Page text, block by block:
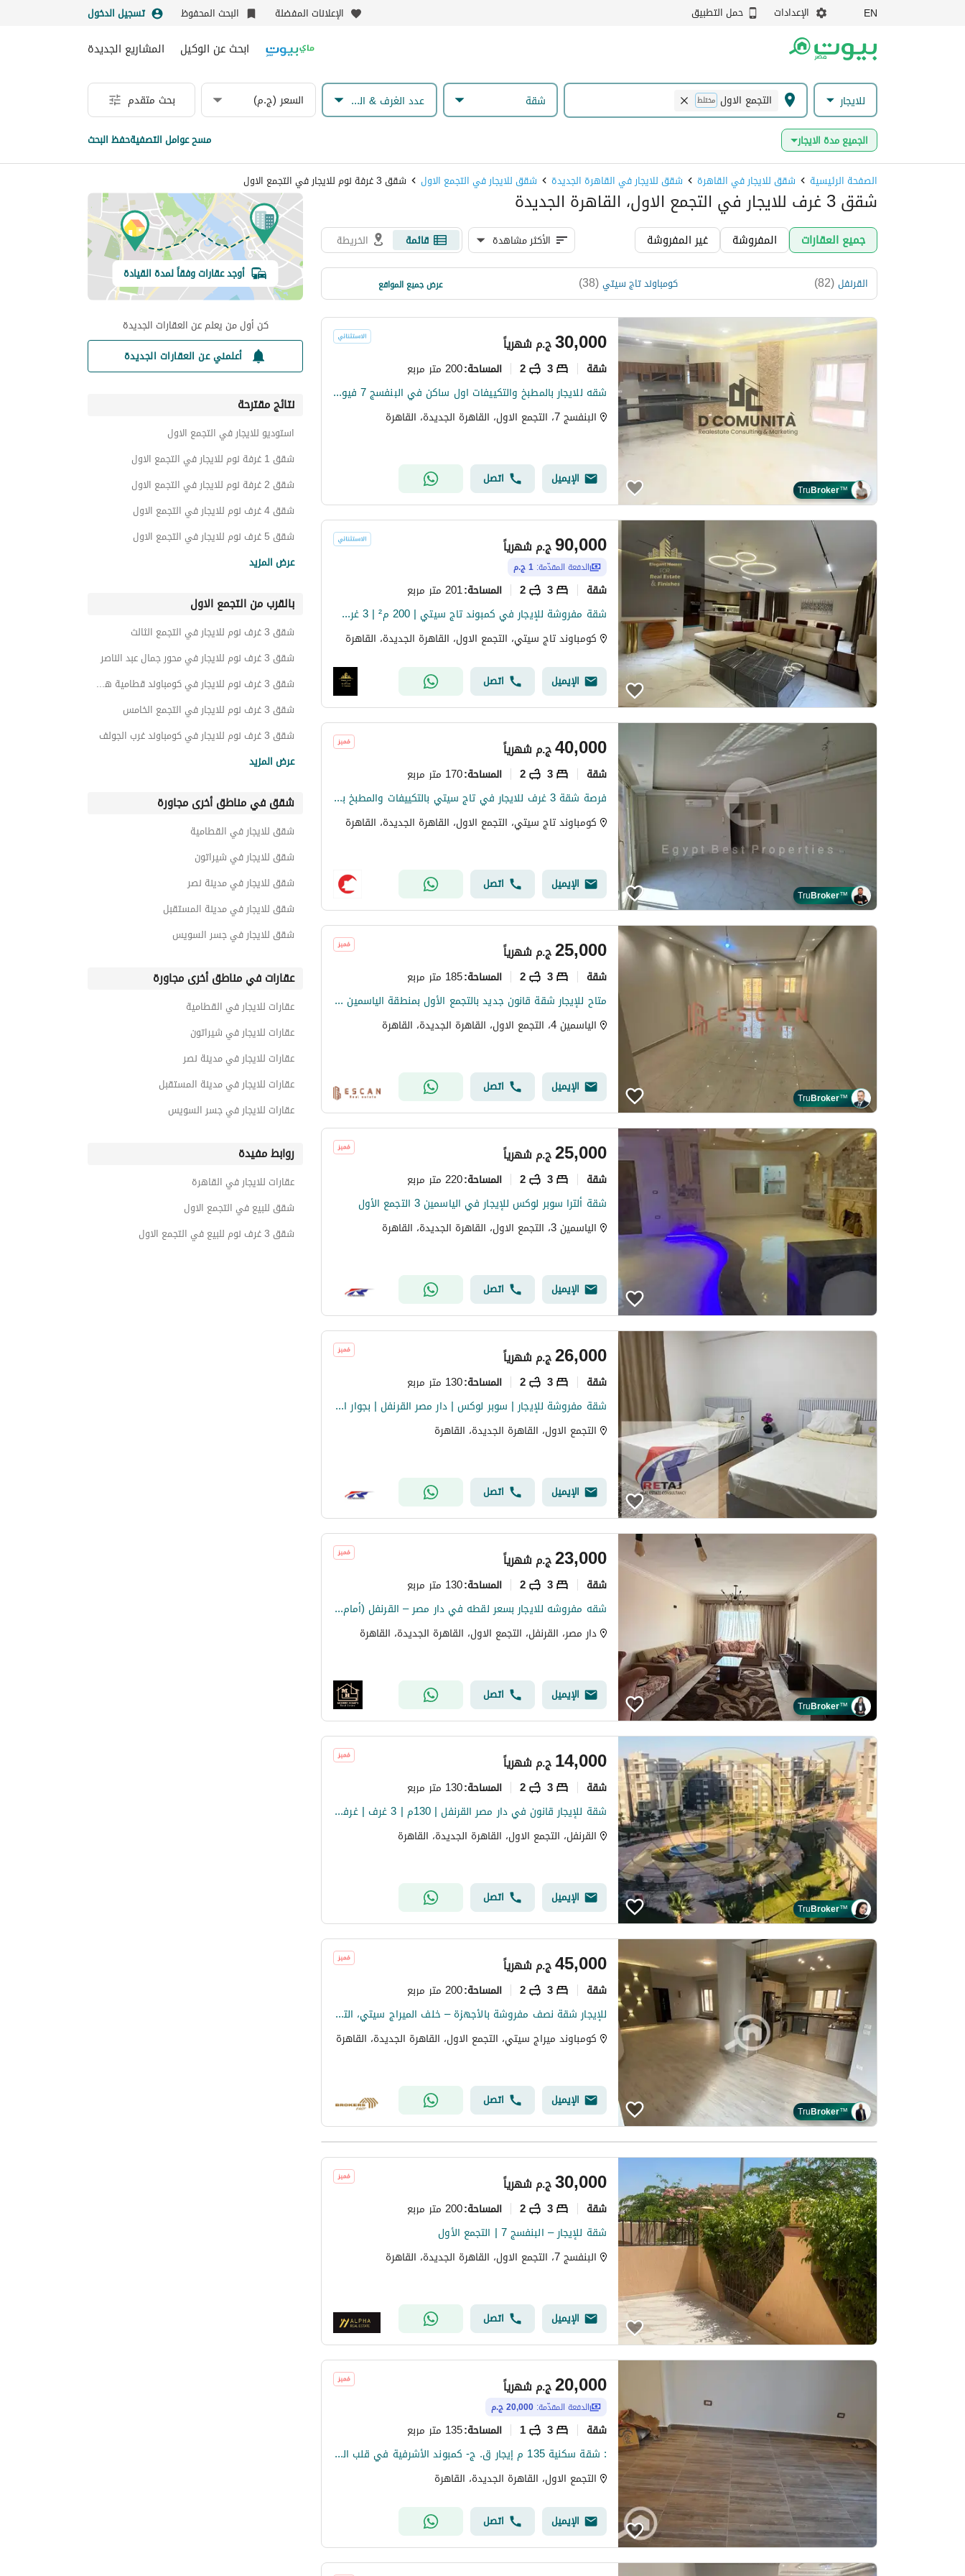
EN الإعدادات حمل التطبيق الإعلانات المفضلة البحث المحفوظ تسجيل الدخول
ابحث عن الوكيل المشاريع الجديدة
للايجار التجمع الاول مختلط شقة عدد الغرف & الحمامات السعر (ج.م) بحث متقدم
الجميع مدة الايجار مسح عوامل التصفيةحفظ البحث
الصفحة الرئيسية شقق للايجار في القاهرة شقق للايجار في القاهرة الجديدة شقق للايجار في التجمع الاول شقق 3 غرفة نوم للايجار في التجمع الاول
شقق 3 غرف للايجار في التجمع الاول، القاهرة الجديدة
جميع العقارات المفروشة غير المفروشة الأكثر مشاهدة قائمة الخريطة
القرنفل(
82
) كومباوند تاج سيتي(
38
) البنفسج 10
(
18
)
الياسمين 3
(
17
)
عرض جميع المواقع
TruBroker™
ج.م30,000 شهرياً
شقة 3
2 المساحة:200 متر مربع
شقه للايجار بالمطبخ والتكييفات اول ساكن في البنفسج 7 فيو جاردن
البنفسج 7، التجمع الاول، القاهرة الجديدة، القاهرة
الإيميل اتصل
ج.م90,000 شهرياً
الدفعة المقدّمة: 1 ج.م
شقة 3
2 المساحة:201 متر مربع
شقة مفروشة للإيجار في كمبوند تاج سيتي | 200 م² | 3 غرف | مكيفة بالكامل
كومباوند تاج سيتي، التجمع الاول، القاهرة الجديدة، القاهرة
الإيميل اتصل
TruBroker™
ج.م40,000 شهرياً
شقة 3
2 المساحة:170 متر مربع
فرصة شقة 3 غرف للايجار في تاج سيتي بالتكييفات والمطبخ بسعر مميز
كومباوند تاج سيتي، التجمع الاول، القاهرة الجديدة، القاهرة
الإيميل اتصل
TruBroker™
ج.م25,000 شهرياً
شقة 3
2 المساحة:185 متر مربع
متاح للإيجار شقة قانون جديد بالتجمع الأول بمنطقة الياسمين 4 شقة بمساحة 185متر
الياسمين 4، التجمع الاول، القاهرة الجديدة، القاهرة
الإيميل اتصل
ج.م25,000 شهرياً
شقة 3
2 المساحة:220 متر مربع
شقة ألترا سوبر لوكس للإيجار في الياسمين 3 التجمع الأول
الياسمين 3، التجمع الاول، القاهرة الجديدة، القاهرة
الإيميل اتصل
ج.م26,000 شهرياً
شقة 3
2 المساحة:130 متر مربع
شقة مفروشة للإيجار | سوبر لوكس | دار مصر القرنفل | بجوار الرحاب
التجمع الاول، القاهرة الجديدة، القاهرة
الإيميل اتصل
TruBroker™
ج.م23,000 شهرياً
شقة 3
2 المساحة:130 متر مربع
شقه مفروشه للايجار بسعر لقطه في دار مصر – القرنفل (أمام الرحاب) وامام السوق الشرقي
دار مصر، القرنفل، التجمع الاول، القاهرة الجديدة، القاهرة
الإيميل اتصل
TruBroker™
ج.م14,000 شهرياً
شقة 3
2 المساحة:130 متر مربع
شقة للإيجار قانون في دار مصر القرنفل | 130م | 3 غرف | غرفة ماستر | فيو لاند سكيب | مطبخ راكب
القرنفل، التجمع الاول، القاهرة الجديدة، القاهرة
الإيميل اتصل
TruBroker™
ج.م45,000 شهرياً
شقة 3
2 المساحة:200 متر مربع
للإيجار شقة نصف مفروشة بالأجهزة – خلف الميراج سيتي، التجمع الخامس
كومباوند ميراج سيتي، التجمع الاول، القاهرة الجديدة، القاهرة
الإيميل اتصل
ج.م30,000 شهرياً
شقة 3
2 المساحة:200 متر مربع
شقة للإيجار – البنفسج 7 | التجمع الأول
البنفسج 7، التجمع الاول، القاهرة الجديدة، القاهرة
الإيميل اتصل
ج.م20,000 شهرياً
الدفعة المقدّمة: 20,000 ج.م
شقة 3
1 المساحة:135 متر مربع
: شقة سكنية 135 م إيجار ق. ج- كمبوند الأشرفية في قلب التجمع الخامس. الكمبوند ساكن بالفعل وفي وسط منطقة حيوية جدا ووسط أرقي الكمبوندز بالتجمع الخامس مثل كمبوندز: Water Way - River Walk- Maxim Country Club - Bellagio -Fount - Emerald Park الكمبوند قريب
التجمع الاول، القاهرة الجديدة، القاهرة
الإيميل اتصل
أوجد عقارات وفقاً لمدة القيادة
كن أول من يعلم عن العقارات الجديدة
أعلمني عن العقارات الجديدة
نتائج مقترحة
استوديو للايجار في التجمع الاول
شقق 1 غرفة نوم للايجار في التجمع الاول
شقق 2 غرفة نوم للايجار في التجمع الاول
شقق 4 غرف نوم للايجار في التجمع الاول
شقق 5 غرف نوم للايجار في التجمع الاول
دوبليكس للايجار في التجمع الاول
توين هاوس للايجار في التجمع الاول
شقق فندقية للايجار في التجمع الاول
تاون هاوس للايجار في التجمع الاول
غرف للايجار في التجمع الاول
بنتهاوس للايجار في التجمع الاول
أسطح للايجار في التجمع الاول
عرض المزيد
بالقرب من التجمع الاول
شقق 3 غرف نوم للايجار في التجمع الثالث
شقق 3 غرف نوم للايجار في محور جمال عبد الناصر
شقق 3 غرف نوم للايجار في كومباوند قطامية هايتس
شقق 3 غرف نوم للايجار في التجمع الخامس
شقق 3 غرف نوم للايجار في كومباوند غرب الجولف
شقق 3 غرف نوم للايجار في كومباوند ستون بارك
شقق 3 غرف نوم للايجار في تاج سلطان
شقق 3 غرف نوم للايجار في سما
عرض المزيد
شقق في مناطق أخرى مجاورة
شقق للايجار في القطامية
شقق للايجار في شيراتون
شقق للايجار في مدينة نصر
شقق للايجار في مدينة المستقبل
شقق للايجار في جسر السويس
عقارات في مناطق أخرى مجاورة
عقارات للايجار في القطامية
عقارات للايجار في شيراتون
عقارات للايجار في مدينة نصر
عقارات للايجار في مدينة المستقبل
عقارات للايجار في جسر السويس
روابط مفيدة
عقارات للايجار في القاهرة
شقق للبيع في التجمع الاول
شقق 3 غرف نوم للبيع في التجمع الاول